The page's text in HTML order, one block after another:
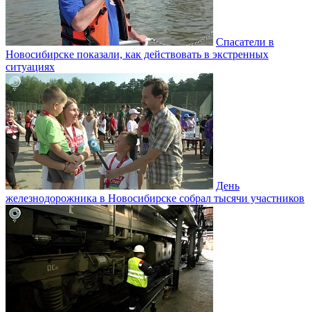
Спасатели в
Новосибирске показали, как действовать в экстренных
ситуациях
День
железнодорожника в Новосибирске собрал тысячи участников